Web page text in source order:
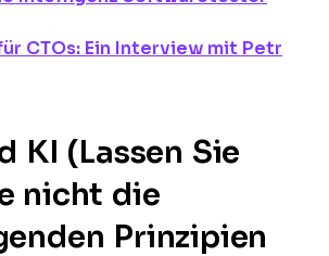
CTOs: Ein Interview mit Petr
KI (Lassen Sie
nicht die
Prinzipien